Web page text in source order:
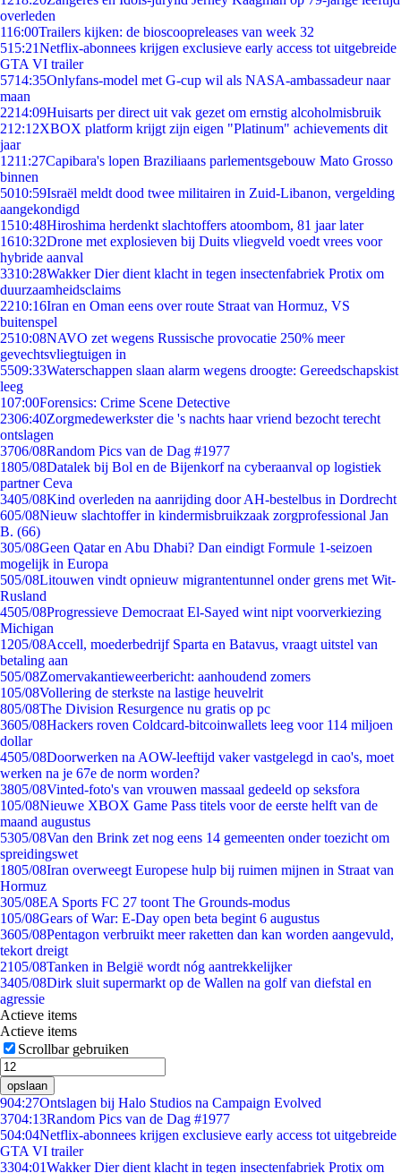
overleden
116:00Trailers kijken: de bioscoopreleases van week 32
515:21Netflix-abonnees krijgen exclusieve early access tot uitgebreide
GTA VI trailer
5714:35Onlyfans-model met G-cup wil als NASA-ambassadeur naar
maan
2214:09Huisarts per direct uit vak gezet om ernstig alcoholmisbruik
212:12XBOX platform krijgt zijn eigen "Platinum" achievements dit
jaar
1211:27Capibara's lopen Braziliaans parlementsgebouw Mato Grosso
binnen
5010:59Israël meldt dood twee militairen in Zuid-Libanon, vergelding
aangekondigd
1510:48Hiroshima herdenkt slachtoffers atoombom, 81 jaar later
1610:32Drone met explosieven bij Duits vliegveld voedt vrees voor
hybride aanval
3310:28Wakker Dier dient klacht in tegen insectenfabriek Protix om
duurzaamheidsclaims
2210:16Iran en Oman eens over route Straat van Hormuz, VS
buitenspel
2510:08NAVO zet wegens Russische provocatie 250% meer
gevechtsvliegtuigen in
5509:33Waterschappen slaan alarm wegens droogte: Gereedschapskist
leeg
107:00Forensics: Crime Scene Detective
2306:40Zorgmedewerkster die 's nachts haar vriend bezocht terecht
ontslagen
3706/08Random Pics van de Dag #1977
1805/08Datalek bij Bol en de Bijenkorf na cyberaanval op logistiek
partner Ceva
3405/08Kind overleden na aanrijding door AH-bestelbus in Dordrecht
605/08Nieuw slachtoffer in kindermisbruikzaak zorgprofessional Jan
B. (66)
305/08Geen Qatar en Abu Dhabi? Dan eindigt Formule 1-seizoen
mogelijk in Europa
505/08Litouwen vindt opnieuw migrantentunnel onder grens met Wit-
Rusland
4505/08Progressieve Democraat El-Sayed wint nipt voorverkiezing
Michigan
1205/08Accell, moederbedrijf Sparta en Batavus, vraagt uitstel van
betaling aan
505/08Zomervakantieweerbericht: aanhoudend zomers
105/08Vollering de sterkste na lastige heuvelrit
805/08The Division Resurgence nu gratis op pc
3605/08Hackers roven Coldcard-bitcoinwallets leeg voor 114 miljoen
dollar
4505/08Doorwerken na AOW-leeftijd vaker vastgelegd in cao's, moet
werken na je 67e de norm worden?
3805/08Vinted-foto's van vrouwen massaal gedeeld op seksfora
105/08Nieuwe XBOX Game Pass titels voor de eerste helft van de
maand augustus
5305/08Van den Brink zet nog eens 14 gemeenten onder toezicht om
spreidingswet
1805/08Iran overweegt Europese hulp bij ruimen mijnen in Straat van
Hormuz
305/08EA Sports FC 27 toont The Grounds-modus
105/08Gears of War: E-Day open beta begint 6 augustus
3605/08Pentagon verbruikt meer raketten dan kan worden aangevuld,
tekort dreigt
2105/08Tanken in België wordt nóg aantrekkelijker
3405/08Dirk sluit supermarkt op de Wallen na golf van diefstal en
agressie
Actieve items
Actieve items
Scrollbar gebruiken
opslaan
904:27Ontslagen bij Halo Studios na Campaign Evolved
3704:13Random Pics van de Dag #1977
504:04Netflix-abonnees krijgen exclusieve early access tot uitgebreide
GTA VI trailer
3304:01Wakker Dier dient klacht in tegen insectenfabriek Protix om